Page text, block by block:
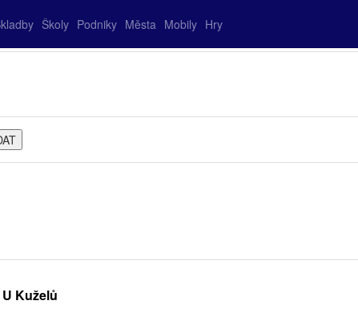
Školy Podniky Města Mobily Hry
Kuželů